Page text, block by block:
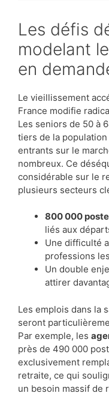
Les défis démographiques
modelant
en
Le vieillissement
France modifie
Les seniors de 50 à
tiers de la
entrants sur le
nombreux. Ce
considérable sur le
plusieurs secteurs
800 000
liés aux
Une difficulté
professions
Un double
attirer
Les emplois dans la
seront
Par exemple, les
près de 490 000
exclusivement
retraite, ce qui
un besoin massif de